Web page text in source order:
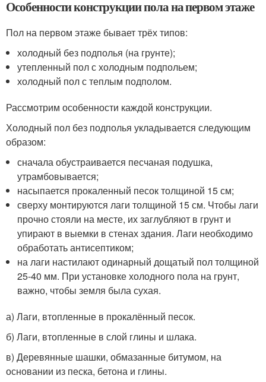
Особенности конструкции пола на первом этаже
Пол на первом этаже бывает трёх типов:
холодный без подполья (на грунте);
утепленный пол с холодным подпольем;
холодный пол с теплым подполом.
Рассмотрим особенности каждой конструкции.
Холодный пол без подполья укладывается следующим
образом:
сначала обустраивается песчаная подушка,
утрамбовывается;
насыпается прокаленный песок толщиной 15 см;
сверху монтируются лаги толщиной 15 см. Чтобы лаги
прочно стояли на месте, их заглубляют в грунт и
упирают в выемки в стенах здания. Лаги необходимо
обработать антисептиком;
на лаги настилают одинарный дощатый пол толщиной
25-40 мм. При установке холодного пола на грунт,
важно, чтобы земля была сухая.
а) Лаги, втопленные в прокалённый песок.
б) Лаги, втопленные в слой глины и шлака.
в) Деревянные шашки, обмазанные битумом, на
основании из песка, бетона и глины.